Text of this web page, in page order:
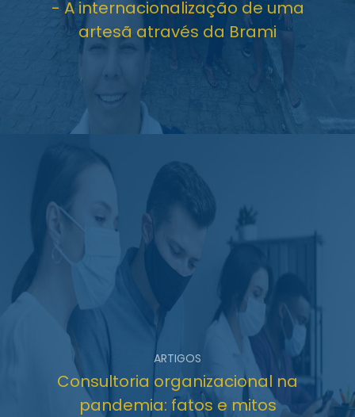
- A internacionalização de uma
artesã através da Brami
ARTIGOS
Consultoria organizacional na
pandemia: fatos e mitos